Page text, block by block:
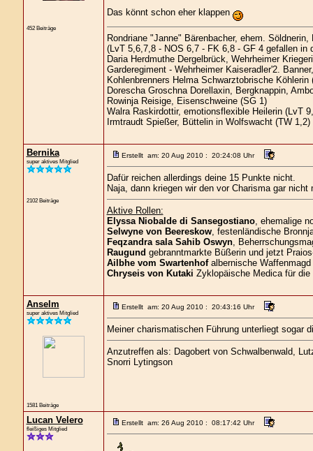
452 Beiträge
Das könnt schon eher klappen
Rondriane "Janne" Bärenbacher, ehem.
(LvT 5,6,7,8 - NOS 6,7 - FK 6,8 - GF 4 gefallen in
Daria Herdmuthe Dergelbrück, Wehrheimer
Garderegiment - Wehrheimer Kaiseradler'2.
Kohlenbrenners Helma Schwarztobrische Köhlerin
Dorescha Groschna Dorellaxin, Bergknappin,
Rowinja Reisige, Eisenschweine (SG 1)
Walra Raskirdottir, emotionsflexible Heilerin (LvT
Irmtraudt Spießer, Büttelin in Wolfswacht (TW 1,2)
Bernika
super aktives Mitglied
2102 Beiträge
Erstellt am: 20 Aug 2010 : 20:24:08 Uhr
Dafür reichen allerdings deine 15 Punkte nicht.
Naja, dann kriegen wir den vor Charisma gar
Aktive Rollen:
Elyssa Niobalde di Sansegostiano, ehemalige
Selwyne von Beereskow, festenländische
Feqzandra sala Sahib Oswyn,
Raugund gebranntmarkte Büßerin und jetzt
Ailbhe vom Swartenhofalbernische Waffenmagd
Chryseis von Kutaki Zyklopäische Medica für
Anselm
super aktives Mitglied
1581 Beiträge
Erstellt am: 20 Aug 2010 : 20:43:16 Uhr
Meiner charismatischen Führung unterliegt sogar
Anzutreffen als: Dagobert von Schwalbenwald,
Snorri Lytingson
Lucan Velero
fleißiges Mitglied
Erstellt am: 26 Aug 2010 : 08:17:42 Uhr